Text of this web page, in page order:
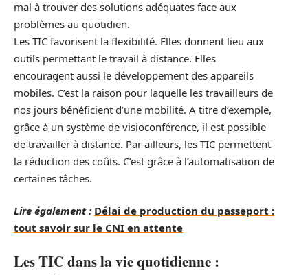
mal à trouver des solutions adéquates face aux
problèmes au quotidien.
Les TIC favorisent la flexibilité. Elles donnent lieu aux
outils permettant le travail à distance. Elles
encouragent aussi le développement des appareils
mobiles. C’est la raison pour laquelle les travailleurs de
nos jours bénéficient d’une mobilité. A titre d’exemple,
grâce à un système de visioconférence, il est possible
de travailler à distance. Par ailleurs, les TIC permettent
la réduction des coûts. C’est grâce à l’automatisation de
certaines tâches.
Lire également : Délai de production du passeport :
tout savoir sur le CNI en attente
Les TIC dans la vie quotidienne :